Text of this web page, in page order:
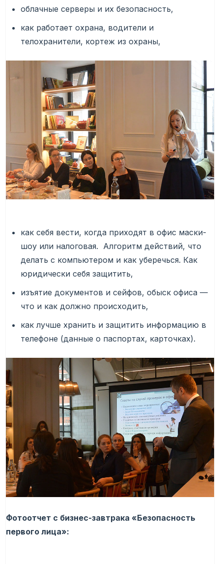
облачные серверы и их безопасность,
как работает охрана, водители и
телохранители, кортеж из охраны,
как себя вести, когда приходят в офис маски-
шоу или налоговая. Алгоритм действий, что
делать с компьютером и как уберечься. Как
юридически себя защитить,
изъятие документов и сейфов, обыск офиса —
что и как должно происходить,
как лучше хранить и защитить информацию в
телефоне (данные о паспортах, карточках).
Фотоотчет с бизнес-завтрака «Безопасность
первого лица»: